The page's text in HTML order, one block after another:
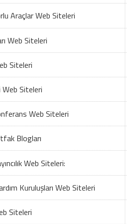
Araçlar Web Siteleri
Web Siteleri
Siteleri
Web Siteleri
Web Siteleri
Blogları
Web Siteleri:
Kuruluşları Web Siteleri
Siteleri